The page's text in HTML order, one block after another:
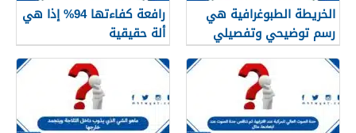
الخريطة الطبوغرافية هي
رسم توضيحي وتفصيلي
لمنطقة محدودة من سطح
الأرض. صواب خطأ
رافعة كفاءتها 94% إذا هي
ألة حقيقية